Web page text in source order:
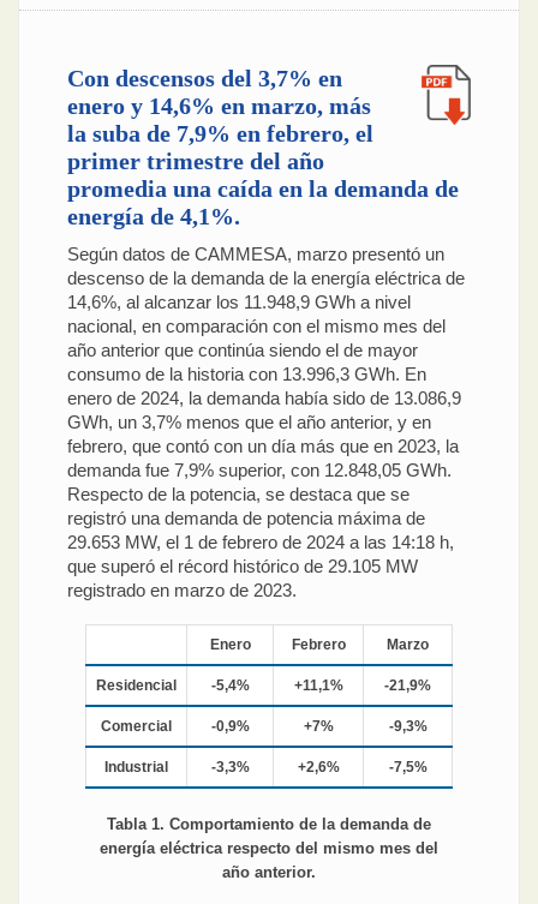
Con descensos del 3,7% en
enero y 14,6% en marzo, más
la suba de 7,9% en febrero, el
primer trimestre del año
promedia una caída en la demanda de
energía de 4,1%.
Según datos de CAMMESA, marzo presentó un
descenso de la demanda de la energía eléctrica de
14,6%, al alcanzar los 11.948,9 GWh a nivel
nacional, en comparación con el mismo mes del
año anterior que continúa siendo el de mayor
consumo de la historia con 13.996,3 GWh. En
enero de 2024, la demanda había sido de 13.086,9
GWh, un 3,7% menos que el año anterior, y en
febrero, que contó con un día más que en 2023, la
demanda fue 7,9% superior, con 12.848,05 GWh.
Respecto de la potencia, se destaca que se
registró una demanda de potencia máxima de
29.653 MW, el 1 de febrero de 2024 a las 14:18 h,
que superó el récord histórico de 29.105 MW
registrado en marzo de 2023.
Enero Febrero Marzo
Residencial -5,4% +11,1% -21,9%
Comercial -0,9% +7% -9,3%
Industrial -3,3% +2,6% -7,5%
Tabla 1. Comportamiento de la demanda de
energía eléctrica respecto del mismo mes del
año anterior.